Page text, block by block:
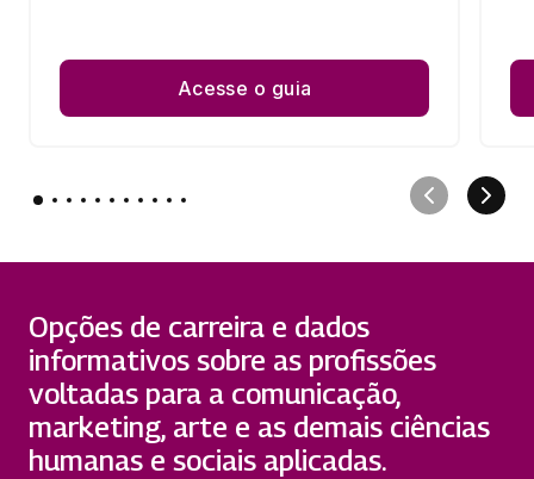
Acesse o guia
Opções de carreira e dados
informativos sobre as profissões
voltadas para a comunicação,
marketing, arte e as demais ciências
humanas e sociais aplicadas.